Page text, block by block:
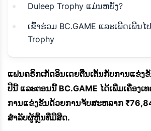
Duleep Trophy ແມ່ນຫຍັງ?
ເຂົ້າຮ່ວມ BC.GAME ແລະເພີດເພີນໄ
Trophy
ແຟນຄຣິກເກັດອິນເດຍຕື່ນເຕັ້ນກັບການແຂ່ງ
ປີນີ້ ແລະຕອນນີ້ BC.GAME ໄດ້ເພີ່ມເຄື່ອງເ
ການແຂ່ງຂັນດ້ວຍການຈັບສະຫລາກ
ສຳລັບຜູ້ຫຼິ້ນທີ່ມີສິດ.